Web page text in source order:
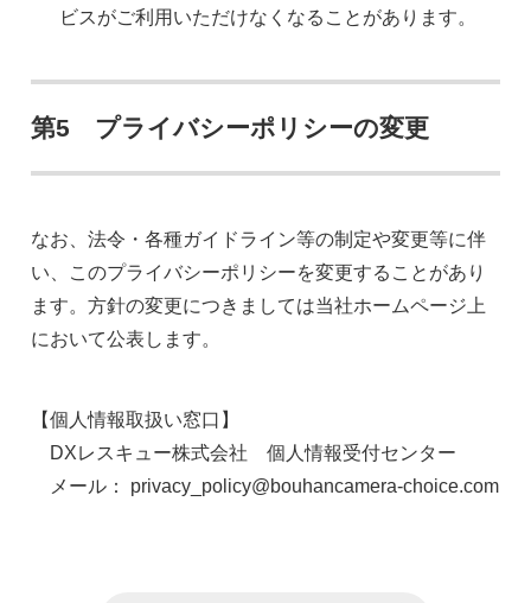
ビスがご利用いただけなくなることがあります。
第5 プライバシーポリシーの変更
なお、法令・各種ガイドライン等の制定や変更等に伴
い、このプライバシーポリシーを変更することがあり
ます。方針の変更につきましては当社ホームページ上
において公表します。
【個人情報取扱い窓口】
DXレスキュー株式会社 個人情報受付センター
メール： privacy_policy@bouhancamera-choice.com